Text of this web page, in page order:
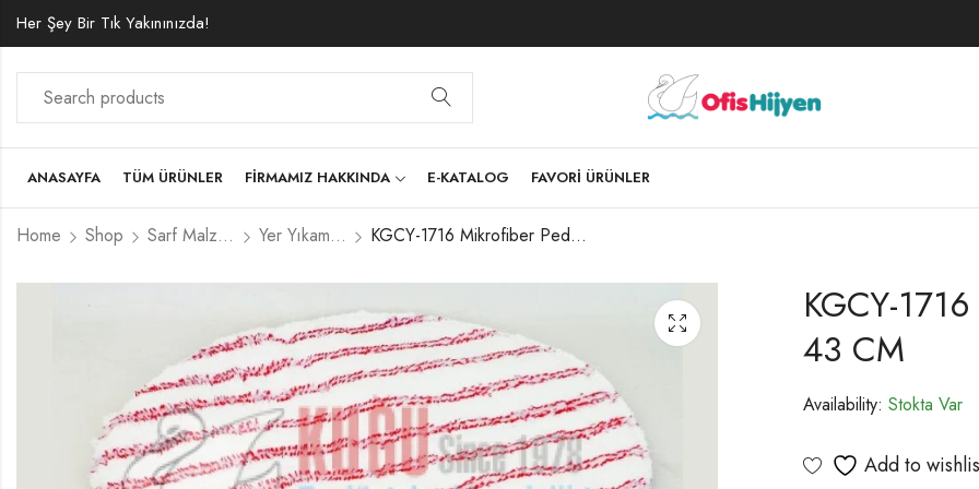
Her Şey Bir Tık Yakınınızda!
ANASAYFA TÜM ÜRÜNLER FIRMAMIZ HAKKINDA E-KATALOG FAVORI ÜRÜNLER
Home Shop Sarf Malzemeler Yer Yıkama Pedi Temizleme KGCY-1716 Mikrofiber Ped Kırmızı Çizgili 43 CM
KGCY-
43 CM
Availability: Stokta Var
Add to